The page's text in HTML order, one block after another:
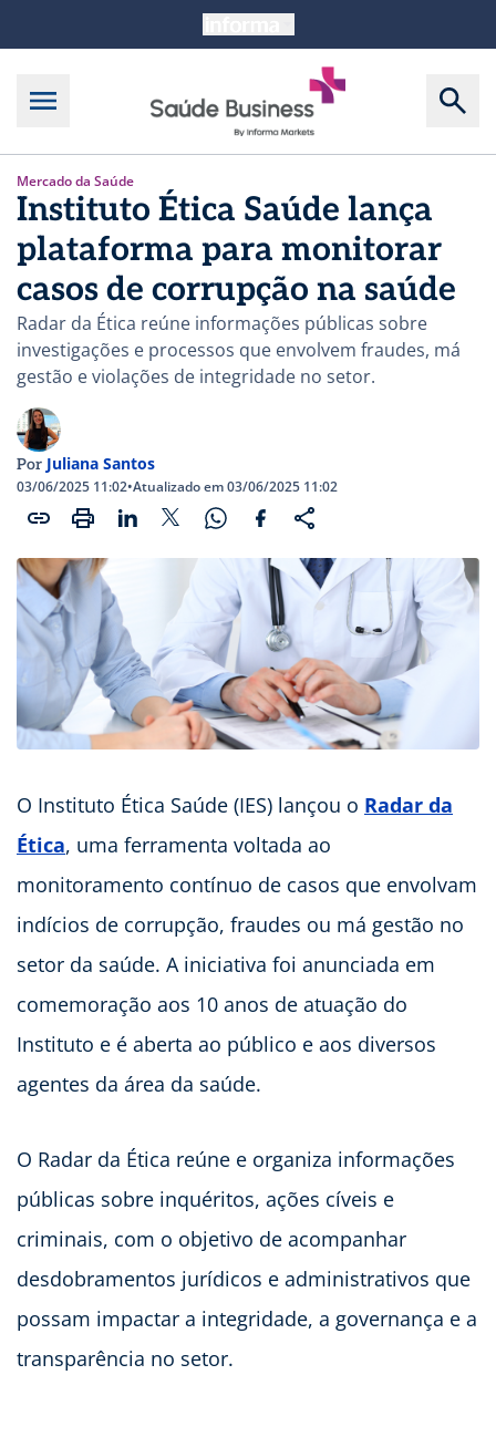
Mercado da Saúde
Instituto Ética Saúde lança
plataforma para monitorar
casos de corrupção na saúde
Radar da Ética reúne informações públicas sobre
investigações e processos que envolvem fraudes, má
gestão e violações de integridade no setor.
Por Juliana Santos
03/06/2025 11:02•Atualizado em 03/06/2025 11:02
O Instituto Ética Saúde (IES) lançou o Radar da
Ética, uma ferramenta voltada ao
monitoramento contínuo de casos que envolvam
indícios de corrupção, fraudes ou má gestão no
setor da saúde. A iniciativa foi anunciada em
comemoração aos 10 anos de atuação do
Instituto e é aberta ao público e aos diversos
agentes da área da saúde.
O Radar da Ética reúne e organiza informações
públicas sobre inquéritos, ações cíveis e
criminais, com o objetivo de acompanhar
desdobramentos jurídicos e administrativos que
possam impactar a integridade, a governança e a
transparência no setor.